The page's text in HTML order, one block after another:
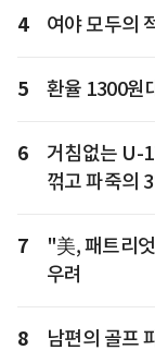
4 여야 모두의
5 환율 1300원
6
거침없는 U-
꺾고 파죽의
7
"美, 패트리
우려
8 남편의 골프